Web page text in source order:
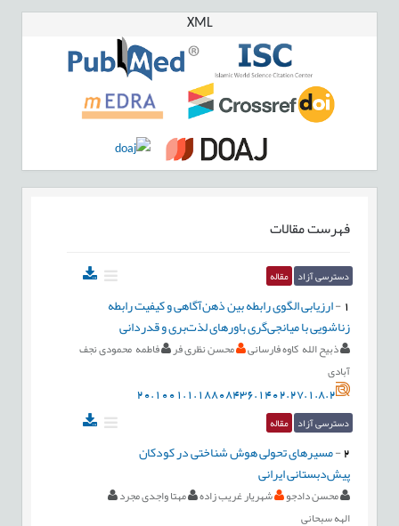
XML
فهرست مقالات
دسترسی آزاد مقاله
-ارزیابی الگوی رابطه بین ذهن‌آگاهی و کیفیت رابطه
زناشویی با میانجی‌گری باورهای لذت‌بری و قدردانی
ذبیح الله کاوه فارسانی محسن نظری فر
فاطمه محمودی نجف
آبادی
20.1001.1.18808436.1402.27.1.8.2
دسترسی آزاد مقاله
2
-مسیرهای تحولی هوش شناختی در کودکان
پیش‌دبستانی ایرانی
محسن دادجو شهریار غریب زاده
مهتا واجدی مجرد
الهه سبحانی